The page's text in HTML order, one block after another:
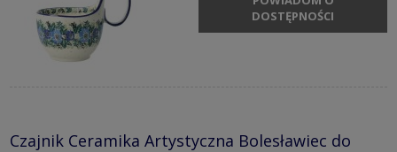
DOSTĘPNOŚCI
Czajnik Ceramika Artystyczna Bolesławiec do